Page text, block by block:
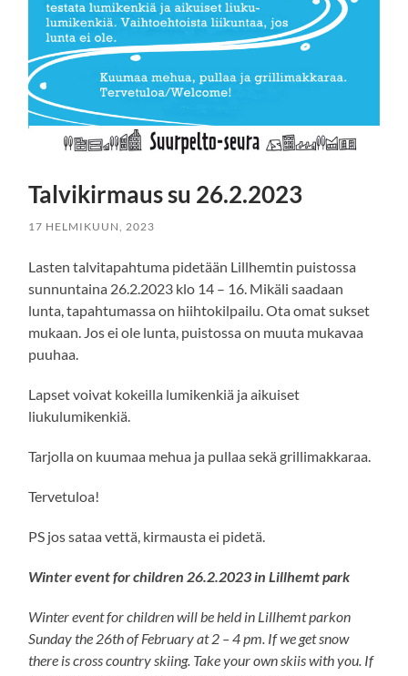
Talvikirmaus su 26.2.2023
17 HELMIKUUN, 2023
Lasten talvitapahtuma pidetään Lillhemtin puistossa
sunnuntaina 26.2.2023 klo 14 – 16. Mikäli saadaan
lunta, tapahtumassa on hiihtokilpailu. Ota omat sukset
mukaan. Jos ei ole lunta, puistossa on muuta mukavaa
puuhaa.
Lapset voivat kokeilla lumikenkiä ja aikuiset
liukulumikenkiä.
Tarjolla on kuumaa mehua ja pullaa sekä grillimakkaraa.
Tervetuloa!
PS jos sataa vettä, kirmausta ei pidetä.
Winter event for children 26.2.2023 in Lillhemt park
Winter event for children will be held in Lillhemt parkon
Sunday the 26th of February at 2 – 4 pm. If we get snow
there is cross country skiing. Take your own skiis with you. If